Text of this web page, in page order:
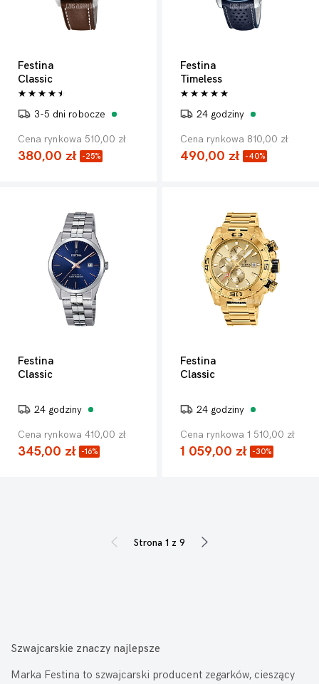
Festina
Classic
3-5 dni robocze
Cena rynkowa 510,00 zł
380,00 zł -25%
Festina
Timeless
24 godziny
Cena rynkowa 810,00 zł
490,00 zł -40%
Festina
Classic
24 godziny
Cena rynkowa 410,00 zł
345,00 zł -16%
Festina
Classic
24 godziny
Cena rynkowa 1 510,00 zł
1 059,00 zł -30%
Strona 1 z 9
Szwajcarskie znaczy najlepsze
Marka Festina to szwajcarski producent zegarków, cieszący